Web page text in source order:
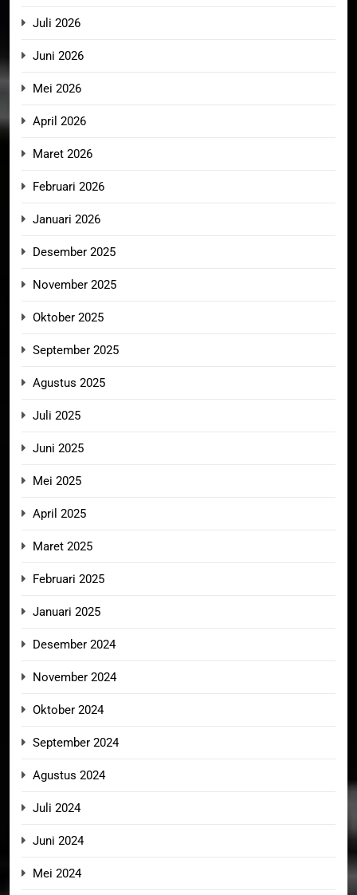
Juli 2026
Juni 2026
Mei 2026
April 2026
Maret 2026
Februari 2026
Januari 2026
Desember 2025
November 2025
Oktober 2025
September 2025
Agustus 2025
Juli 2025
Juni 2025
Mei 2025
April 2025
Maret 2025
Februari 2025
Januari 2025
Desember 2024
November 2024
Oktober 2024
September 2024
Agustus 2024
Juli 2024
Juni 2024
Mei 2024